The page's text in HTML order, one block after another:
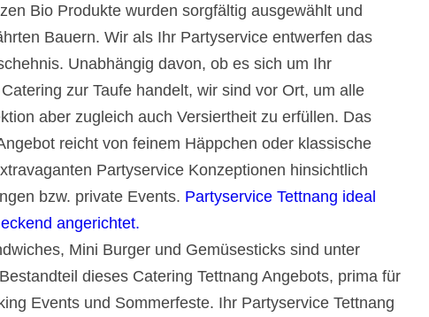
Bio Produkte wurden sorgfältig ausgewählt und
Bauern. Wir als Ihr Partyservice entwerfen das
Unabhängig davon, ob es sich um Ihr
zur Taufe handelt, wir sind vor Ort, um alle
aber zugleich auch Versiertheit zu erfüllen. Das
reicht von feinem Häppchen oder klassische
Partyservice Konzeptionen hinsichtlich
bzw. private Events. Partyservice Tettnang ideal
angerichtet.
Mini Burger und Gemüsesticks sind unter
dieses Catering Tettnang Angebots, prima für
Events und Sommerfeste. Ihr Partyservice Tettnang